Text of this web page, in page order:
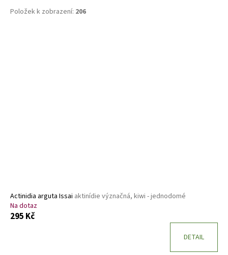
Položek k zobrazení: 206
ů
Actinidia arguta Issai aktinídie význačná, kiwi - jednodomé
Na dotaz
295 Kč
DETAIL